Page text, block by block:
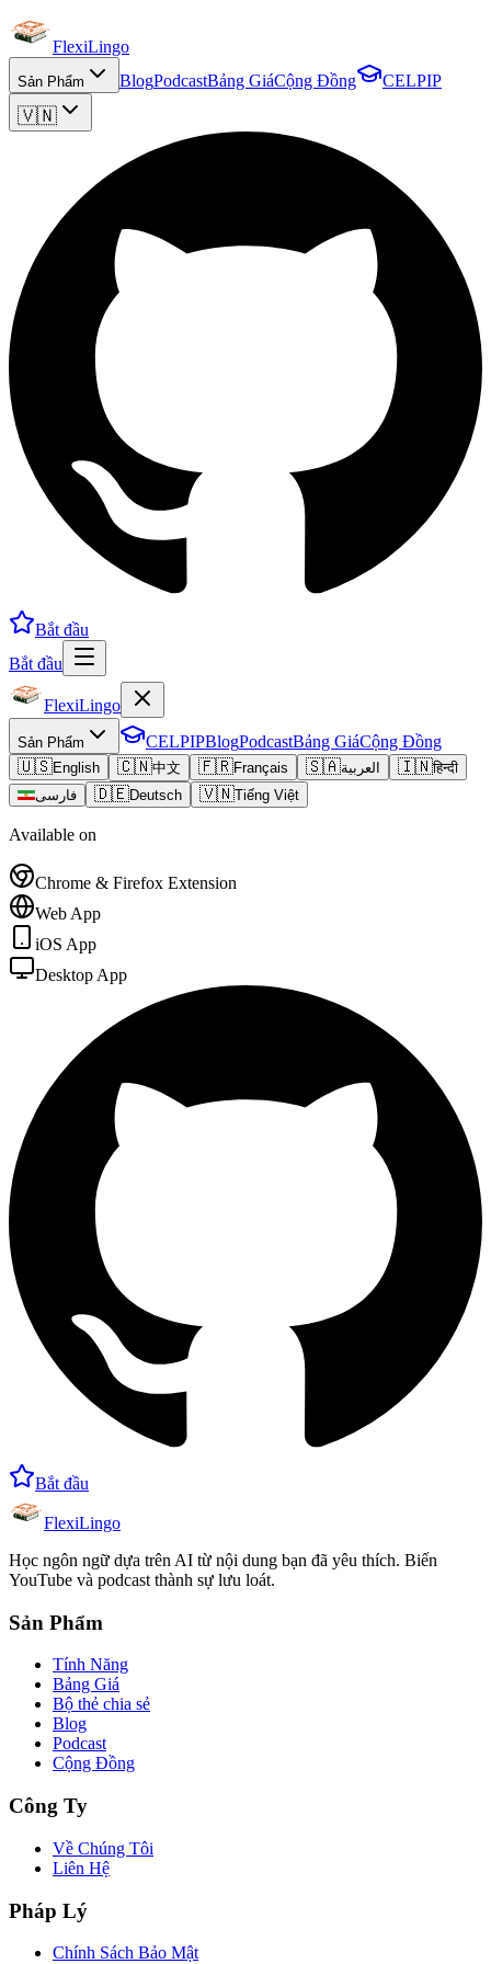
FlexiLingo
Sản Phẩm BlogPodcastBảng GiáCộng Đồng CELPIP
🇻🇳
Bắt đầu
Bắt đầu
FlexiLingo
Sản Phẩm CELPIPBlogPodcastBảng GiáCộng Đồng
🇺🇸English 🇨🇳中文 🇫🇷Français 🇸🇦العربية 🇮🇳हिन्दी
فارسی
🇩🇪Deutsch 🇻🇳Tiếng Việt
Available on
Chrome & Firefox Extension
Web App
iOS App
Desktop App
Bắt đầu
FlexiLingo
Học ngôn ngữ dựa trên AI từ nội dung bạn đã yêu thích. Biến
YouTube và podcast thành sự lưu loát.
Sản Phẩm
Tính Năng
Bảng Giá
Bộ thẻ chia sẻ
Blog
Podcast
Cộng Đồng
Công Ty
Về Chúng Tôi
Liên Hệ
Pháp Lý
Chính Sách Bảo Mật